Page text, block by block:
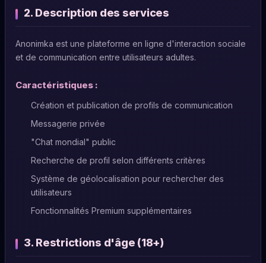
2. Description des services
Anonimka est une plateforme en ligne d'interaction sociale
et de communication entre utilisateurs adultes.
Caractéristiques :
Création et publication de profils de communication
Messagerie privée
"Chat mondial" public
Recherche de profil selon différents critères
Système de géolocalisation pour rechercher des
utilisateurs
Fonctionnalités Premium supplémentaires
3. Restrictions d'âge (18+)